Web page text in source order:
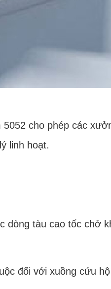
cho phép các
linh hoạt.
tàu cao tốc chở
đối với xuồng cứu